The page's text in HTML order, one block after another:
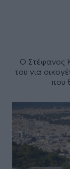
Ο Στέφανος
του για
που